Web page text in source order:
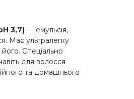
3,7) — емульсія,
Має ультралегку
Спеціально
для волосся
та домашнього